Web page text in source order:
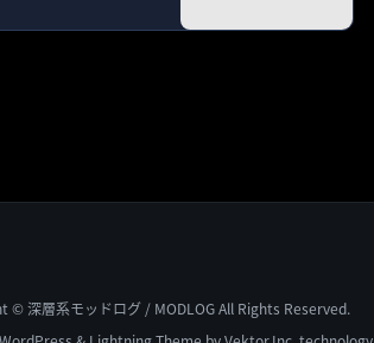
© 深層系モッドログ / MODLOG All Rights Reserved.